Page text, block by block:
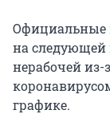
Официальные
на следующей
нерабочей
графике.